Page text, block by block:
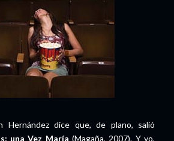
Hernández dice que, de plano, salió
una Vez María (Magaña, 2007). Y yo,